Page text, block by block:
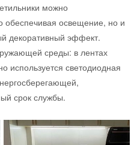
можно
обеспечивая освещение, но и
декоративный эффект.
среды: в лентах
используется светодиодная
срок службы.